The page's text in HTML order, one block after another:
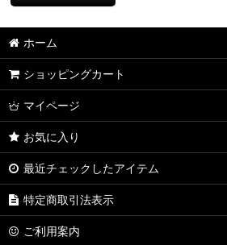
ホーム
ショッピングカート
マイページ
お気に入り
最近チェックしたアイテム
特定商取引法表示
ご利用案内